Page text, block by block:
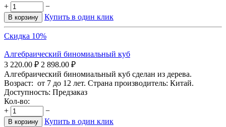
+
−
В корзину Купить в один клик
Скидка 10%
Алгебраический биномиальный куб
3 220.00 ₽ 2 898.00 ₽
Алгебраический биномиальный куб сделан из дерева.
Возраст: от 7 до 12 лет. Страна производитель: Китай.
Доступность: Предзаказ
Кол-во:
+
−
В корзину Купить в один клик